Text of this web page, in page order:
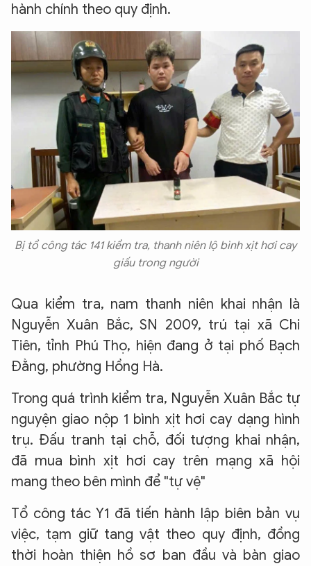
hành chính theo quy định.
Bị tổ công tác 141 kiểm tra, thanh niên lộ bình xịt hơi cay
giấu trong người
Qua kiểm tra, nam thanh niên khai nhận là
Nguyễn Xuân Bắc, SN 2009, trú tại xã Chi
Tiên, tỉnh Phú Thọ, hiện đang ở tại phố Bạch
Đằng, phường Hồng Hà.
Trong quá trình kiểm tra, Nguyễn Xuân Bắc tự
nguyện giao nộp 1 bình xịt hơi cay dạng hình
trụ. Đấu tranh tại chỗ, đối tượng khai nhận,
đã mua bình xịt hơi cay trên mạng xã hội
mang theo bên mình để "tự vệ"
Tổ công tác Y1 đã tiến hành lập biên bản vụ
việc, tạm giữ tang vật theo quy định, đồng
thời hoàn thiện hồ sơ ban đầu và bàn giao